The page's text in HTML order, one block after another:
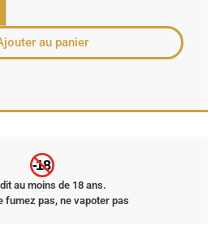
au panier
-18
au moins de 18 ans.
fumez pas, ne vapoter pas